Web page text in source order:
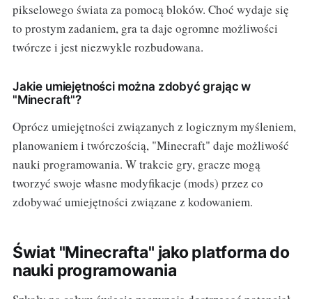
pikselowego świata za pomocą bloków. Choć wydaje się
to prostym zadaniem, gra ta daje ogromne możliwości
twórcze i jest niezwykle rozbudowana.
Jakie umiejętności można zdobyć grając w
"Minecraft"?
Oprócz umiejętności związanych z logicznym myśleniem,
planowaniem i twórczością, "Minecraft" daje możliwość
nauki programowania. W trakcie gry, gracze mogą
tworzyć swoje własne modyfikacje (mods) przez co
zdobywać umiejętności związane z kodowaniem.
Świat "Minecrafta" jako platforma do
nauki programowania